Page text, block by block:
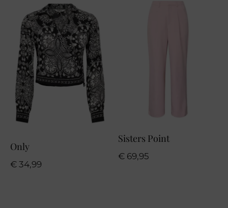
Only
€ 34,99
Sisters Point
€ 69,95